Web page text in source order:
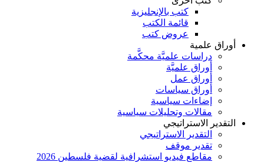
كتب بالإنجليزية
قائمة الكتب
عروض كتب
أوراق علمية
دراسات علميَّة محكَّمة
أوراق علميَّة
أوراق عمل
أوراق سياسات
إضاءات سياسية
مقالات وتحليلات سياسية
التقدير الاستراتيجي
التقدير الاستراتيجي
تقدير موقف
مقاطع فيديو استشرافية لقضية فلسطين 2026